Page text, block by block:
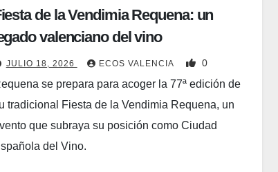
de la Vendimia Requena: un
valenciano del vino
JULIO 18, 2026 ECOS VALENCIA 0
se prepara para acoger la 77ª edición de
tradicional Fiesta de la Vendimia Requena, un
que subraya su posición como Ciudad
del Vino.